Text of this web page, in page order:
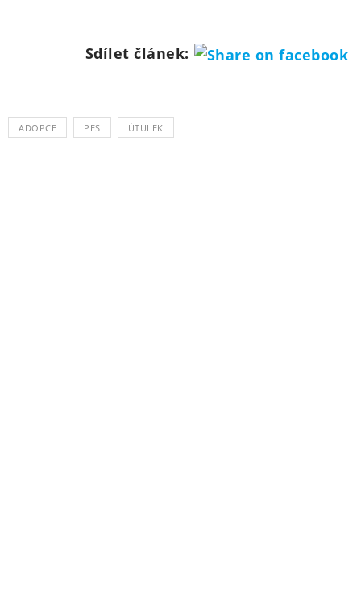
Sdílet článek:
ADOPCE PES ÚTULEK